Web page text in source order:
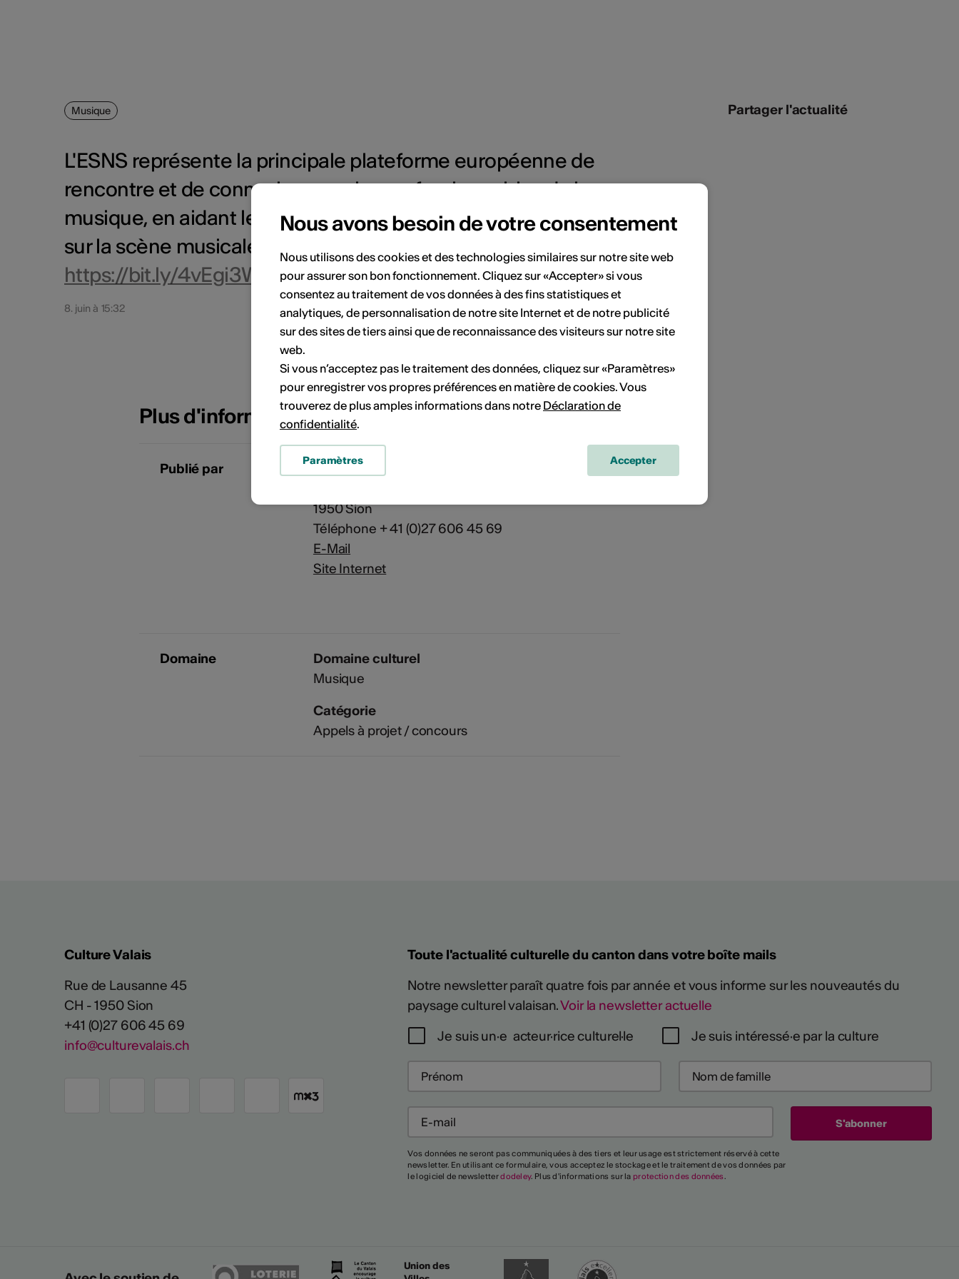
Musique
L'ESNS représente la principale plateforme européenne de
rencontre et de connexion pour les professionnel-les de la
musique, en aidant les nouveaux talents à se faire une place
sur la scène musicale international. Plus d'infos:
https://bit.ly/4vEgi3W
8. juin à 15:32
Plus d'informations
Publié par
Culture Valais News
1950 Sion
Téléphone + 41 (0)27 606 45 69
E-Mail
Site Internet
Domaine
Domaine culturel
Musique
Catégorie
Appels à projet / concours
Partager l'actualité
Culture Valais
Rue de Lausanne 45
CH - 1950 Sion
+41 (0)27 606 45 69
info@culturevalais.ch
Toute l'actualité culturelle du canton dans votre boîte mails
Notre newsletter paraît quatre fois par année et vous informe sur les nouveautés du
paysage culturel valaisan.Voir la newsletter actuelle
Je suis un·e acteur·rice culturel·le
Je suis intéressé·e par la culture
Vos données ne seront pas communiquées à des tiers et leur usage est strictement réservé à cette
newsletter. En utilisant ce formulaire, vous acceptez le stockage et le traitement de vos données par
le logiciel de newsletterdodeley. Plus d'informations sur la protection des données.
Union des
Nous avons besoin de votre consentement
Nous utilisons des cookies et des technologies similaires sur notre site web
pour assurer son bon fonctionnement. Cliquez sur «Accepter» si vous
consentez au traitement de vos données à des fins statistiques et
analytiques, de personnalisation de notre site Internet et de notre publicité
sur des sites de tiers ainsi que de reconnaissance des visiteurs sur notre site
web.
Si vous n’acceptez pas le traitement des données, cliquez sur «Paramètres»
pour enregistrer vos propres préférences en matière de cookies. Vous
trouverez de plus amples informations dans notre Déclaration de
confidentialité.
Paramètres Accepter